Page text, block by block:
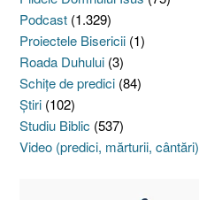
Podcast (1.329)
Proiectele Bisericii (1)
Roada Duhului (3)
Schiţe de predici (84)
Ştiri (102)
Studiu Biblic (537)
Video (predici, mărturii, cântări)